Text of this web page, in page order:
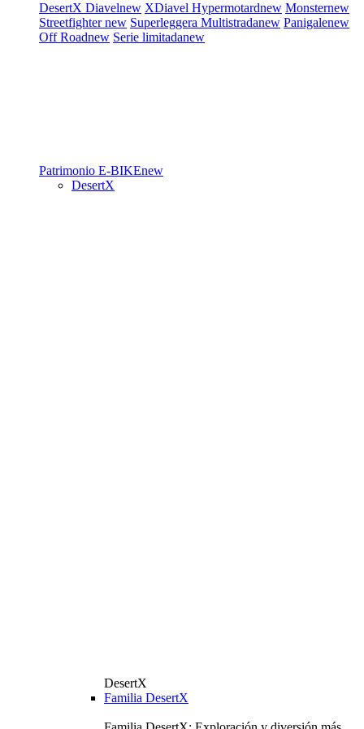
DesertX Diavelnew XDiavel Hypermotardnew Monsternew
Streetfighternew Superleggera Multistradanew Panigalenew
Off Roadnew Serie limitadanew
Patrimonio E-BIKEnew
DesertX
DesertX
Familia DesertX